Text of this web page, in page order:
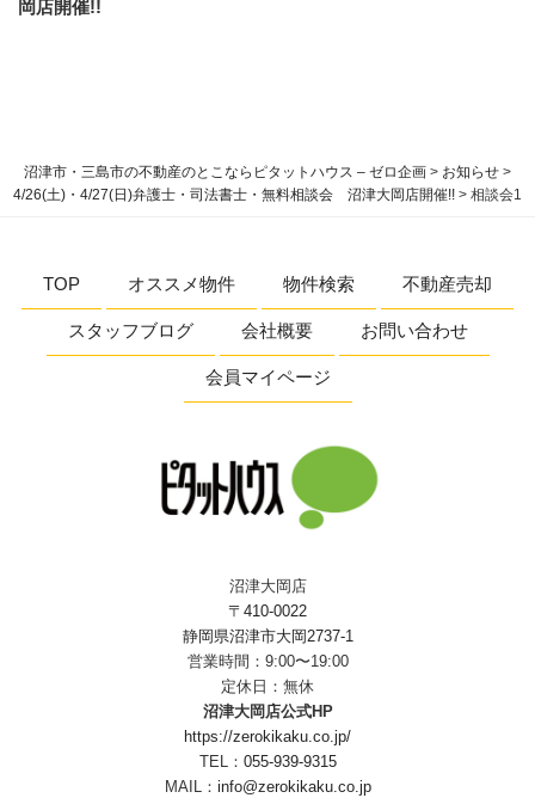
ョ
ン
岡店開催!!
沼津市・三島市の不動産のとこならピタットハウス – ゼロ企画 > お知らせ >
4/26(土)・4/27(日)弁護士・司法書士・無料相談会 沼津大岡店開催!! > 相談会1
TOP オススメ物件 物件検索 不動産売却
スタッフブログ 会社概要 お問い合わせ
会員マイページ
沼津大岡店
〒410-0022
静岡県沼津市大岡2737-1
営業時間：9:00〜19:00
定休日：無休
沼津大岡店公式HP
https://zerokikaku.co.jp/
TEL： 055-939-9315
MAIL： info@zerokikaku.co.jp